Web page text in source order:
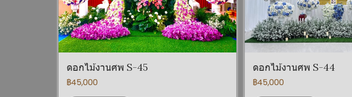
ดอกไม้งานศพ S-45
฿45,000
ดอกไม้งานศพ S-44
฿45,000